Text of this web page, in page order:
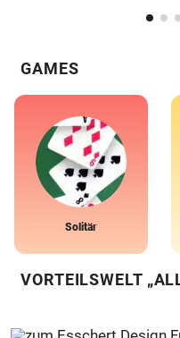
GAMES
Solitär
VORTEILSWELT